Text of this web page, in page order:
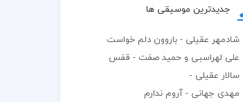
جدیدترین موسیقی ها
شادمهر عقیلی - باروون دلم خواست
علی لهراسبی و حمید صفت - قفس
سالار عقیلی -
مهدی جهانی - آروم ندارم